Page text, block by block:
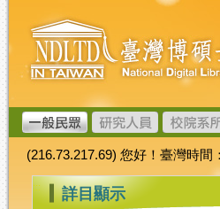
跳
到
主
要
內
容
臺
灣
博
碩
士
論
文
加
值
系
(216.73.217.69) 您好！臺灣時間
::: 詳目顯示